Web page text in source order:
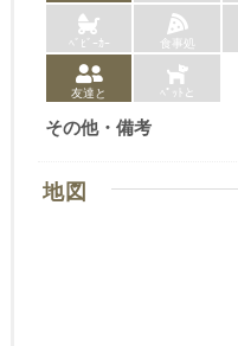
ﾍﾞﾋﾞｰｶｰ 食事処
友達と ﾍﾟｯﾄと
その他・備考
地図